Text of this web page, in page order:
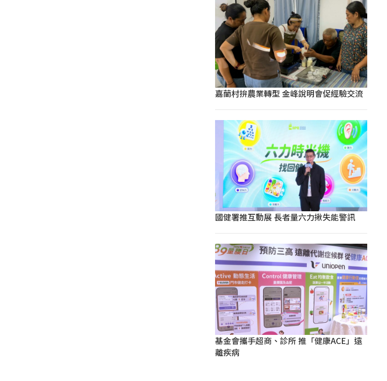
嘉蘭村拚農業轉型 金峰說明會促經驗交流
國健署推互動展 長者量六力揪失能警訊
基金會攜手超商、診所 推「健康ACE」遠
離疾病